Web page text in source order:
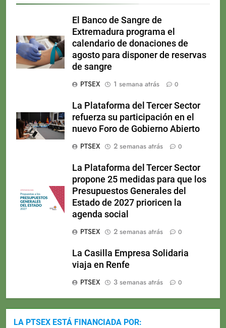
El Banco de Sangre de
Extremadura programa el
calendario de donaciones de
agosto para disponer de reservas
de sangre
PTSEX
1 semana atrás 0
La Plataforma del Tercer Sector
refuerza su participación en el
nuevo Foro de Gobierno Abierto
PTSEX
2 semanas atrás 0
La Plataforma del Tercer Sector
propone 25 medidas para que los
Presupuestos Generales del
Estado de 2027 prioricen la
agenda social
PTSEX
2 semanas atrás 0
La Casilla Empresa Solidaria
viaja en Renfe
PTSEX
3 semanas atrás 0
LA PTSEX ESTÁ FINANCIADA POR: